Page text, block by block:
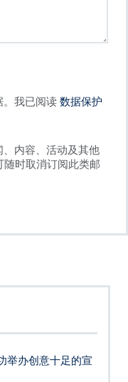
。我已阅读 数据保护
、内容、活动及其他
时取消订阅此类邮
举办创意十足的宣